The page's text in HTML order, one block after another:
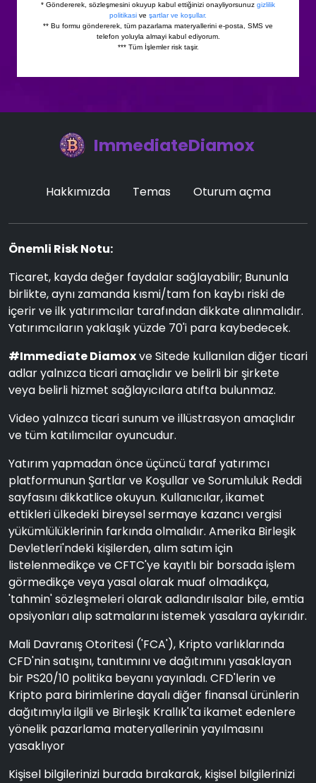
ImmediateDiamox
Hakkımızda Temas Oturum açma
Önemli Risk Notu:
Ticaret, kayda değer faydalar sağlayabilir; Bununla
birlikte, aynı zamanda kısmi/tam fon kaybı riski de
içerir ve ilk yatırımcılar tarafından dikkate alınmalıdır.
Yatırımcıların yaklaşık yüzde 70'i para kaybedecek.
#Immediate Diamoxve Sitede kullanılan diğer ticari
adlar yalnızca ticari amaçlıdır ve belirli bir şirkete
veya belirli hizmet sağlayıcılara atıfta bulunmaz.
Video yalnızca ticari sunum ve illüstrasyon amaçlıdır
ve tüm katılımcılar oyuncudur.
Yatırım yapmadan önce üçüncü taraf yatırımcı
platformunun Şartlar ve Koşullar ve Sorumluluk Reddi
sayfasını dikkatlice okuyun. Kullanıcılar, ikamet
ettikleri ülkedeki bireysel sermaye kazancı vergisi
yükümlülüklerinin farkında olmalıdır. Amerika Birleşik
Devletleri'ndeki kişilerden, alım satım için
listelenmedikçe ve CFTC'ye kayıtlı bir borsada işlem
görmedikçe veya yasal olarak muaf olmadıkça,
'tahmin' sözleşmeleri olarak adlandırılsalar bile, emtia
opsiyonları alıp satmalarını istemek yasalara aykırıdır.
Mali Davranış Otoritesi ('FCA'), Kripto varlıklarında
CFD'nin satışını, tanıtımını ve dağıtımını yasaklayan
bir PS20/10 politika beyanı yayınladı. CFD'lerin ve
Kripto para birimlerine dayalı diğer finansal ürünlerin
dağıtımıyla ilgili ve Birleşik Krallık'ta ikamet edenlere
yönelik pazarlama materyallerinin yayılmasını
yasaklıyor
Kişisel bilgilerinizi burada bırakarak, kişisel bilgilerinizi